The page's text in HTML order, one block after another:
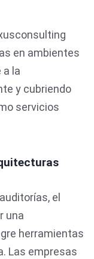
en ambientes
a la
y cubriendo
servicios
el
una
herramientas
Las empresas